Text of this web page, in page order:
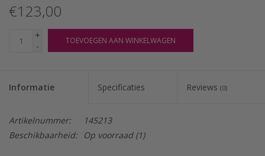
€123,00
+
-
TOEVOEGEN AAN WINKELWAGEN
Informatie Specificaties Reviews (0)
Artikelnummer:
145213
Beschikbaarheid:
Op voorraad(1)